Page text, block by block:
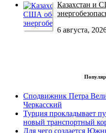
Казахстан и
6 августа,
Сподвижник Петра
Черкасский
Турция прокладывает
новый транспортный
Для чего создается